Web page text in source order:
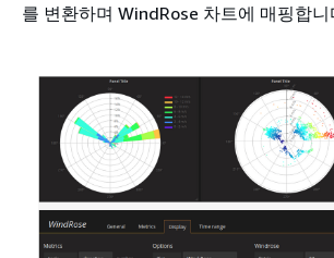
를 변환하며 WindRose 차트에 매핑합니